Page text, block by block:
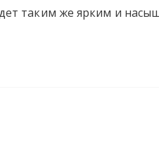
таким же ярким и